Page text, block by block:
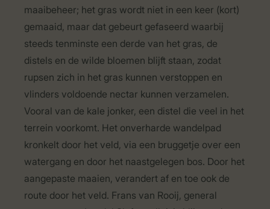
maaibeheer; het gras wordt niet in een keer (kort)
gemaaid, maar dat gebeurt gefaseerd waarbij
steeds tenminste een derde van het gras, de
distels en de wilde bloemen blijft staan, zodat
rupsen zich in het gras kunnen verstoppen en
vlinders voldoende nectar kunnen verzamelen.
Vooral van de kale jonker, een distel die veel in het
terrein voorkomt. Het onverharde wandelpad
kronkelt door het veld, via een bruggetje over een
watergang en door het naastgelegen bos. Door het
aangepaste maaien, verandert af en toe ook de
route door het veld. Frans van Rooij, general